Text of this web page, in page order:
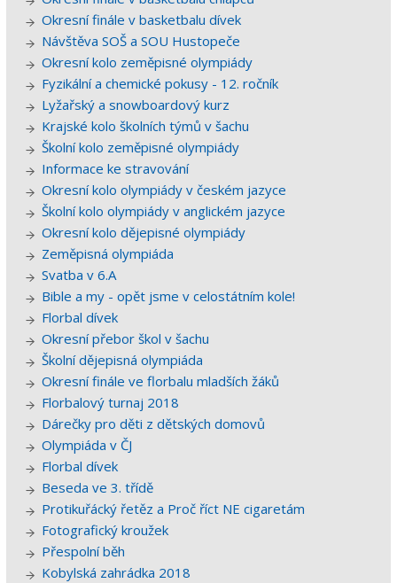
Okresní finále v basketbalu dívek
Návštěva SOŠ a SOU Hustopeče
Okresní kolo zeměpisné olympiády
Fyzikální a chemické pokusy - 12. ročník
Lyžařský a snowboardový kurz
Krajské kolo školních týmů v šachu
Školní kolo zeměpisné olympiády
Informace ke stravování
Okresní kolo olympiády v českém jazyce
Školní kolo olympiády v anglickém jazyce
Okresní kolo dějepisné olympiády
Zeměpisná olympiáda
Svatba v 6.A
Bible a my - opět jsme v celostátním kole!
Florbal dívek
Okresní přebor škol v šachu
Školní dějepisná olympiáda
Okresní finále ve florbalu mladších žáků
Florbalový turnaj 2018
Dárečky pro děti z dětských domovů
Olympiáda v ČJ
Florbal dívek
Beseda ve 3. třídě
Protikuřácký řetěz a Proč říct NE cigaretám
Fotografický kroužek
Přespolní běh
Kobylská zahrádka 2018